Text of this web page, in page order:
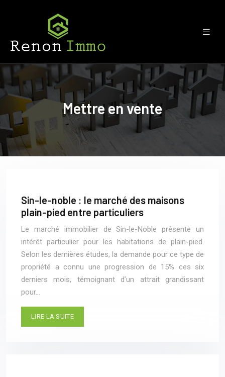
Mettre en vente
Sin-le-noble : le marché des maisons
plain-pied entre particuliers
Le marché immobilier de Sin-le-Noble présente un
intérêt particulier pour les habitations de plain-pied.
Selon les dernières études, la demande pour ce type de
propriété a connu une progression de 15% ces six
derniers mois, témoignant d’un attrait grandissant
pour…
LIRE LA SUITE